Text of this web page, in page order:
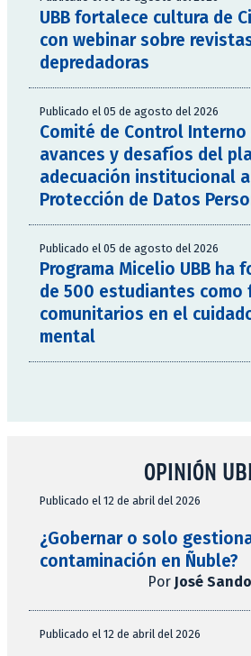
UBB fortalece cultura de
con webinar sobre
depredadoras
Publicado el 05 de agosto del 2026
Comité de Control Interno
avances y desafíos del
adecuación institucional
Protección de Datos
Publicado el 05 de agosto del 2026
Programa Micelio UBB ha
de 500 estudiantes como
comunitarios en el
mental
OPINIÓN
Publicado el 12 de abril del 2026
¿Gobernar o solo
contaminación en Ñuble?
Por José
Publicado el 12 de abril del 2026